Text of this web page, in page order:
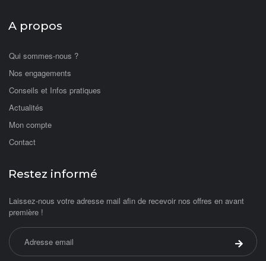
A propos
Qui sommes-nous ?
Nos engagements
Conseils et Infos pratiques
Actualités
Mon compte
Contact
Restez informé
Laissez-nous votre adresse mail afin de recevoir nos offres en avant
première !
Adresse email
Valider